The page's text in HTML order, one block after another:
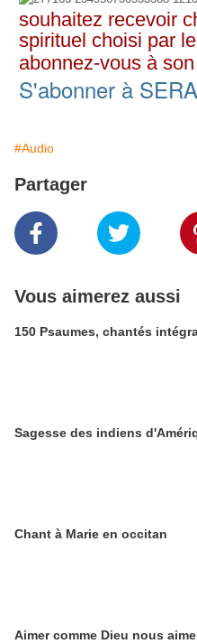
souhaitez recevoir
spirituel choisi par
abonnez-vous à
S'abonner à
#Audio
Partager
Vous aimerez aussi
150 Psaumes, chantés
Sagesse des indiens
Chant à Marie en occitan
Aimer comme Dieu nous aime